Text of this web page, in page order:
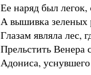
Ее наряд был легок,
А вышивка зеленых
Глазам являла лес,
Прельстить Венера
Адониса, уснувшего